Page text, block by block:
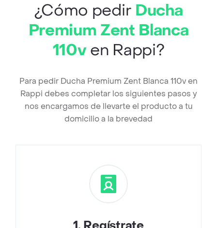
¿Cómo pedir Ducha
Premium Zent Blanca
110ven Rappi?
Para pedir Ducha Premium Zent Blanca 110v en
Rappi debes completar los siguientes pasos y
nos encargamos de llevarte el producto a tu
domicilio a la brevedad